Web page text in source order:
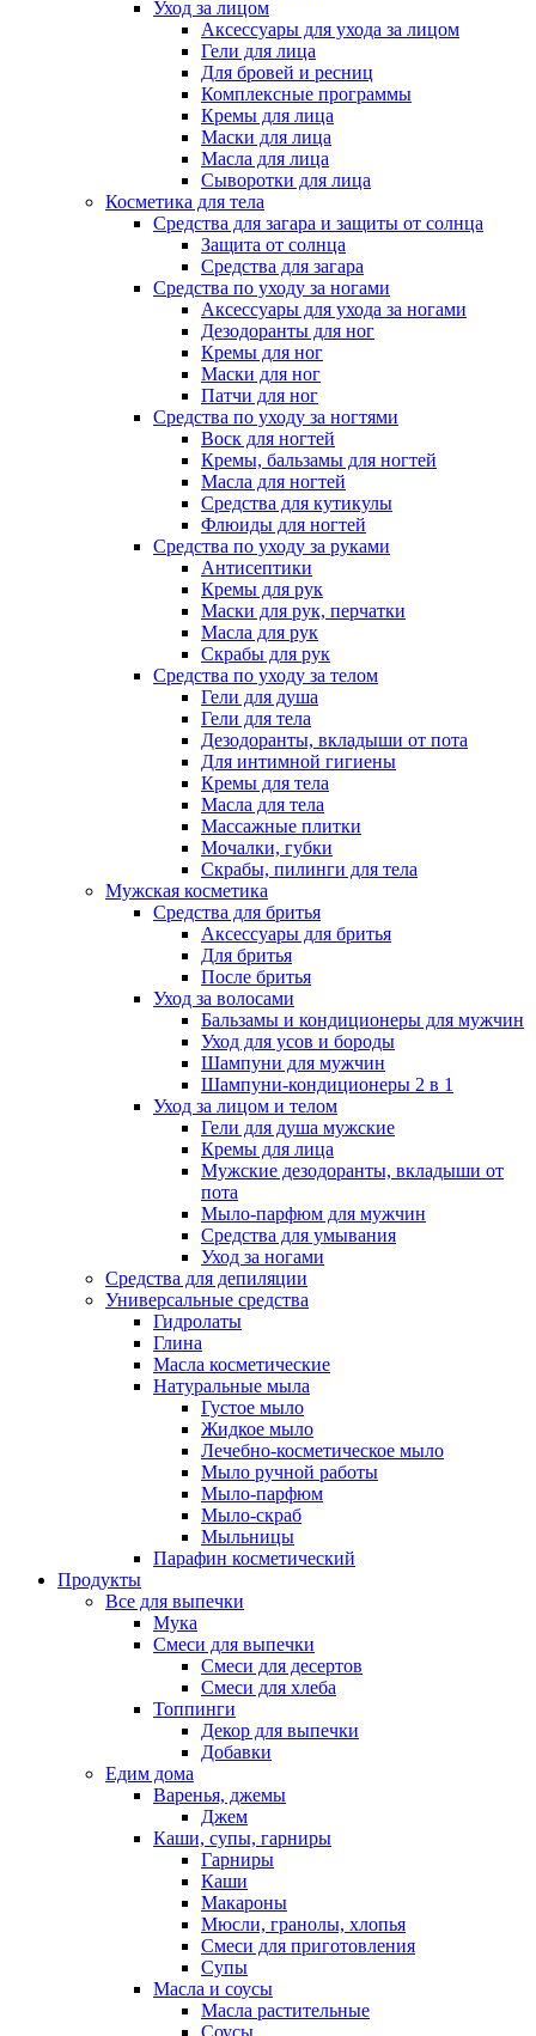
Уход за лицом
Аксессуары для ухода за лицом
Гели для лица
Для бровей и ресниц
Комплексные программы
Кремы для лица
Маски для лица
Масла для лица
Сыворотки для лица
Косметика для тела
Средства для загара и защиты от солнца
Защита от солнца
Средства для загара
Средства по уходу за ногами
Аксессуары для ухода за ногами
Дезодоранты для ног
Кремы для ног
Маски для ног
Патчи для ног
Средства по уходу за ногтями
Воск для ногтей
Кремы, бальзамы для ногтей
Масла для ногтей
Средства для кутикулы
Флюиды для ногтей
Средства по уходу за руками
Антисептики
Кремы для рук
Маски для рук, перчатки
Масла для рук
Скрабы для рук
Средства по уходу за телом
Гели для душа
Гели для тела
Дезодоранты, вкладыши от пота
Для интимной гигиены
Кремы для тела
Масла для тела
Массажные плитки
Мочалки, губки
Скрабы, пилинги для тела
Мужская косметика
Средства для бритья
Аксессуары для бритья
Для бритья
После бритья
Уход за волосами
Бальзамы и кондиционеры для мужчин
Уход для усов и бороды
Шампуни для мужчин
Шампуни-кондиционеры 2 в 1
Уход за лицом и телом
Гели для душа мужские
Кремы для лица
Мужские дезодоранты, вкладыши от
пота
Мыло-парфюм для мужчин
Средства для умывания
Уход за ногами
Средства для депиляции
Универсальные средства
Гидролаты
Глина
Масла косметические
Натуральные мыла
Густое мыло
Жидкое мыло
Лечебно-косметическое мыло
Мыло ручной работы
Мыло-парфюм
Мыло-скраб
Мыльницы
Парафин косметический
Продукты
Все для выпечки
Мука
Смеси для выпечки
Смеси для десертов
Смеси для хлеба
Топпинги
Декор для выпечки
Добавки
Едим дома
Варенья, джемы
Джем
Каши, супы, гарниры
Гарниры
Каши
Макароны
Мюсли, гранолы, хлопья
Смеси для приготовления
Супы
Масла и соусы
Масла растительные
Соусы